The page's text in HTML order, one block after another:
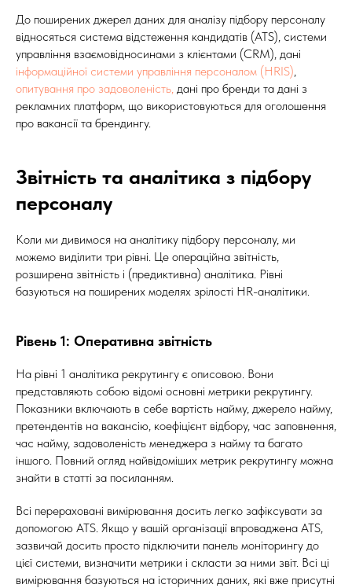
До поширених джерел даних для аналізу підбору персоналу
відносяться система відстеження кандидатів (ATS), системи
управління взаємовідносинами з клієнтами (CRM), дані
інформаційної системи управління персоналом (HRIS)
опитування про задоволеність, дані про бренди та дані з
рекламних платформ, що використовуються для оголошення
про вакансії та брендингу.
Звітність та аналітика з підбору
персоналу
Коли ми дивимося на аналітику підбору персоналу, ми
можемо виділити три рівні. Це операційна звітність,
розширена звітність і (предиктивна) аналітика. Рівні
базуються на поширених моделях зрілості HR-аналітики.
Рівень 1: Оперативна звітність
На рівні 1 аналітика рекрутингу є описовою. Вони
представляють собою відомі основні метрики рекрутингу.
Показники включають в себе вартість найму, джерело найму,
претендентів на вакансію, коефіцієнт відбору, час заповнення,
час найму, задоволеність менеджера з найму та багато
іншого. Повний огляд найвідоміших метрик рекрутингу можна
знайти в статті за посиланням.
Всі перераховані вимірювання досить легко зафіксувати за
допомогою ATS. Якщо у вашій організації впроваджена ATS,
зазвичай досить просто підключити панель моніторингу до
цієї системи, визначити метрики і скласти за ними звіт. Всі ці
вимірювання базуються на історичних даних, які вже присутні